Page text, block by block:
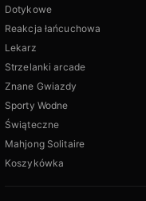
Dotykowe
Reakcja łańcuchowa
Lekarz
Strzelanki arcade
Znane Gwiazdy
Sporty Wodne
Świąteczne
Mahjong Solitaire
Koszykówka